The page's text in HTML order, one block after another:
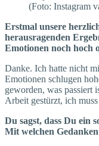
(Foto: Instagram
Erstmal unsere
herausragenden
Emotionen noch hoch
Danke. Ich hatte nicht
Emotionen schlugen
geworden, was passiert
Arbeit gestürzt, ich
Du sagst, dass Du ein
Mit welchen